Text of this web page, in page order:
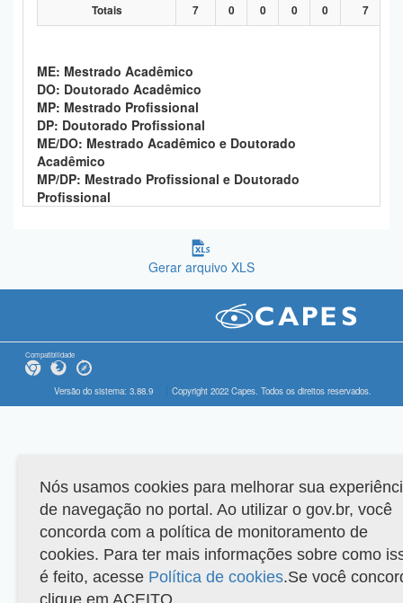
Totais 7 0 0 0 0 7
ME: Mestrado Acadêmico
DO: Doutorado Acadêmico
MP: Mestrado Profissional
DP: Doutorado Profissional
ME/DO: Mestrado Acadêmico e Doutorado
Acadêmico
MP/DP: Mestrado Profissional e Doutorado
Profissional
Gerar arquivo XLS
Compatibilidade
Versão do sistema: 3.88.9 Copyright 2022 Capes. Todos os direitos reservados.
Nós usamos cookies para melhorar sua
de navegação no portal. Ao utilizar o gov.br, você
concorda com a política de monitoramento de
cookies. Para ter mais informações sobre como
é feito, acesse Política de cookies.Se você
clique em ACEITO.